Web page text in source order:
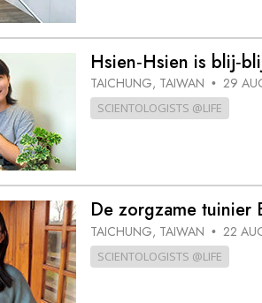
Hsien‑Hsien is
TAICHUNG, TAIWAN • 29
SCIENTOLOGISTS @LIFE
De zorgzame tuinier
TAICHUNG, TAIWAN • 22
SCIENTOLOGISTS @LIFE